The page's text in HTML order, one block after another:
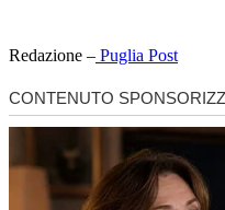
Redazione – Puglia Post